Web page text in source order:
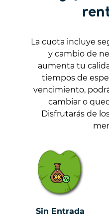
La cuota incluye
y cambio de
aumenta tu
tiempos de
vencimiento,
cambiar o
Disfrutarás de
Sin Entrada